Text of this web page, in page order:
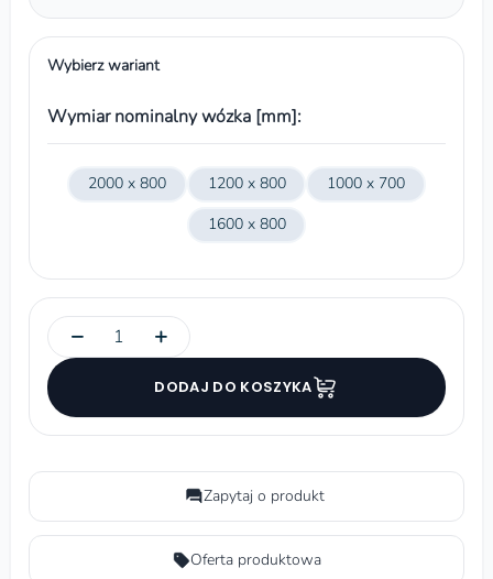
Wybierz wariant
Wymiar nominalny wózka [mm]:
2000 x 800 1200 x 800
1000 x 700
1600 x 800
− +
DODAJ DO KOSZYKA
Zapytaj o produkt
Oferta produktowa